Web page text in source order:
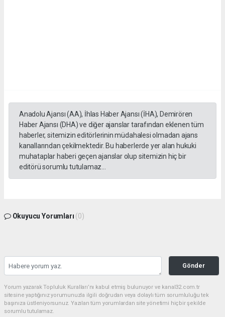
Anadolu Ajansı (AA), İhlas Haber Ajansı (İHA), Demirören
Haber Ajansı (DHA) ve diğer ajanslar tarafından eklenen tüm
haberler, sitemizin editörlerinin müdahalesi olmadan ajans
kanallarından çekilmektedir. Bu haberlerde yer alan hukuki
muhataplar haberi geçen ajanslar olup sitemizin hiç bir
editörü sorumlu tutulamaz...
Okuyucu Yorumları (0)
Gönder
Yorum yazarak Topluluk Kuralları’nı kabul etmiş bulunuyor ve kanal32.com.tr
sitesine yaptığınız yorumunuzla ilgili doğrudan veya dolaylı tüm sorumluluğu tek
başınıza üstleniyorsunuz. Yazılan tüm yorumlardan site yönetimi hiçbir şekilde
sorumlu tutulamaz.